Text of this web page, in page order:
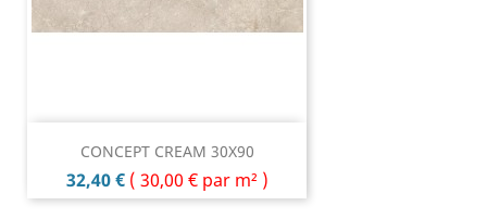
CONCEPT CREAM 30X90
Prix
32,40 € ( 30,00 € par m² )